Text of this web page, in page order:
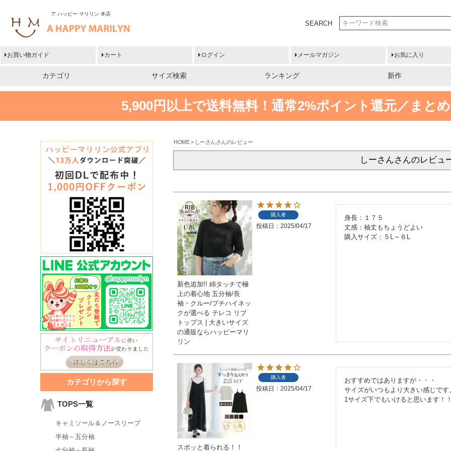
ア ハッピー マリリン 本店
SEARCH
お買い物ガイド カート ログイン メールマガジン お気に入り
カテゴリ サイズ検索 ランキング 新作
5,900円以上で送料無料！ 通常2%ポイント還元／まと
カテゴリから探す
TOPS一覧
キャミソール＆ノースリーブ
半袖～五分袖
HOME しーさんさんのレビュー
しーさんさんのレビュ
新色追加!! 綿タッチで極
上の着心地 五分袖/長
袖・クルー/プチハイネッ
クが選べる テレコ リブ
トップス | 大きいサイズ
の通販ならハッピーマリ
リン
購入者
投稿日 2025/04/17
身長：１７５
丈感：袖丈もちょうどよい
スポッと着られる！！
購入者
投稿日 2025/04/17
おすすめではありますが・・・
サイズがいつもより大きい感じです
1サイズ下でもいけると思います！